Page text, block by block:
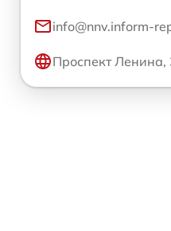
info@nnv.inform-
Проспект Ленина,